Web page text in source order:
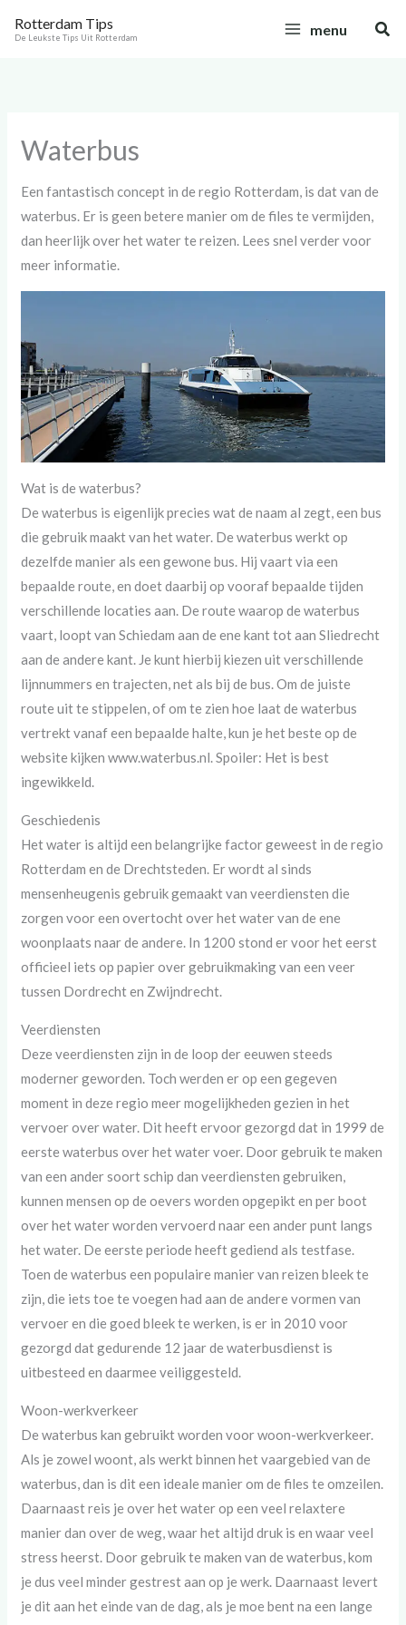
naar
Rotterdam Tips
De Leukste Tips Uit Rotterdam menu
Waterbus
Een fantastisch concept in de regio Rotterdam, is dat van de
waterbus. Er is geen betere manier om de files te vermijden,
dan heerlijk over het water te reizen. Lees snel verder voor
meer informatie.
Wat is de waterbus?
De waterbus is eigenlijk precies wat de naam al zegt, een bus
die gebruik maakt van het water. De waterbus werkt op
dezelfde manier als een gewone bus. Hij vaart via een
bepaalde route, en doet daarbij op vooraf bepaalde tijden
verschillende locaties aan. De route waarop de waterbus
vaart, loopt van Schiedam aan de ene kant tot aan Sliedrecht
aan de andere kant. Je kunt hierbij kiezen uit verschillende
lijnnummers en trajecten, net als bij de bus. Om de juiste
route uit te stippelen, of om te zien hoe laat de waterbus
vertrekt vanaf een bepaalde halte, kun je het beste op de
website kijken www.waterbus.nl. Spoiler: Het is best
ingewikkeld.
Geschiedenis
Het water is altijd een belangrijke factor geweest in de regio
Rotterdam en de Drechtsteden. Er wordt al sinds
mensenheugenis gebruik gemaakt van veerdiensten die
zorgen voor een overtocht over het water van de ene
woonplaats naar de andere. In 1200 stond er voor het eerst
officieel iets op papier over gebruikmaking van een veer
tussen Dordrecht en Zwijndrecht.
Veerdiensten
Deze veerdiensten zijn in de loop der eeuwen steeds
moderner geworden. Toch werden er op een gegeven
moment in deze regio meer mogelijkheden gezien in het
vervoer over water. Dit heeft ervoor gezorgd dat in 1999 de
eerste waterbus over het water voer. Door gebruik te maken
van een ander soort schip dan veerdiensten gebruiken,
kunnen mensen op de oevers worden opgepikt en per boot
over het water worden vervoerd naar een ander punt langs
het water. De eerste periode heeft gediend als testfase.
Toen de waterbus een populaire manier van reizen bleek te
zijn, die iets toe te voegen had aan de andere vormen van
vervoer en die goed bleek te werken, is er in 2010 voor
gezorgd dat gedurende 12 jaar de waterbusdienst is
uitbesteed en daarmee veiliggesteld.
Woon-werkverkeer
De waterbus kan gebruikt worden voor woon-werkverkeer.
Als je zowel woont, als werkt binnen het vaargebied van de
waterbus, dan is dit een ideale manier om de files te omzeilen.
Daarnaast reis je over het water op een veel relaxtere
manier dan over de weg, waar het altijd druk is en waar veel
stress heerst. Door gebruik te maken van de waterbus, kom
je dus veel minder gestrest aan op je werk. Daarnaast levert
je dit aan het einde van de dag, als je moe bent na een lange
a
o